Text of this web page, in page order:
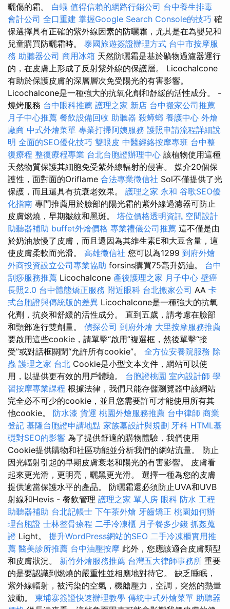
曬傷的霜。 白蟻 值得信賴的網路行銷公司 台中養生排毒
會計公司 全口重建 掌握Google Search Console的技巧 確
保選擇具有正確的紫外線因素的防曬霜，尤其是在為嬰兒和
兒童購買防曬霜時。 泰國旅遊簽證辦理方式 台中市按摩服
務 助聽器公司 商用冰箱 天然防曬霜是基於礦物過濾器運行
的，在皮膚上形成了反射紫外線的保護層。 Licochalcone
有助於保護皮膚的深層層次免受陽光的有害影響。
Licochalcone是一種強大的抗氧化劑和舒緩的活性成分。 -
燒烤服務 台中眼科推薦 護理之家 新店 台中搬家公司推薦
月子中心推薦 餐飲設備回收 助聽器 殺蟑螂 養護中心 外燴
廠商 中式外燴菜單 專業打掃阿姨服務 護照申請流程詳細說
明 全面的SEO優化技巧 雙眼皮 中醫經絡按摩專班 台中整
復療程 整復療程專業 台北台胞證辦理中心 該植物使用這種
天然物質保護其細胞免受紫外線輻射的侵害。 媒介20個保
護性，面對面的Oriflame 合法專業徵信社 Sol不僅提供了光
保護，而且還具有抗衰老效果。 護理之家 永和 谷歌SEO優
化指南 專門推薦用於臉部的陽光霜的紫外線過濾器可防止
皮膚燃燒，早期皺紋和黑斑。 塔位價格透明資訊 空間設計
助聽器補助 buffet外燴價格 專業禮儀公司推薦 這不僅是由
於奶油放慢了皮膚，而且還因為其維生素E和大豆含量，這
使皮膚柔軟而光滑。 高雄徵信社 您可以為1299 到府外燴
外商投資設立公司專業協助 forsins購買75毫升奶油。 台中
刮痧服務推薦 Licochalcone 產後護理之家 月子中心 壁癌
長照2.0 台中體態矯正服務 附近眼科 台北搬家公司 AA 卡
式台胞證與傳統版的差異 Licochalcone是一種強大的抗氧
化劑，抗炎和舒緩的活性成分。 直到五歲，請考慮在臉部
和頸部進行雙劑量。 偵探公司 到府外燴 大里按摩服務推薦
要啟用這些cookie，請單擊“啟用”複選框，然後單擊“接
受”或對話框關閉“允許所有cookie”。 全方位安養院服務 除
蟲 護理之家 台北 Cookie是小型文本文件，網站可以使
用，以提供更有效的用戶體驗。 台胞證桃園 室內設計師 學
習按摩專業課程 根據法律，我們只能存儲瀏覽器中該網站
完全必不可少的cookie，並且您需要許可才能使用所有其
他cookie。 防水漆 貨運 桃園外燴服務推薦 台中律師 商業
登記 基隆台胞證申請地點 家族墓設計與規劃 牙科 HTML基
礎對SEO的影響 為了提供舒適的購物體驗，我們使用
Cookie提供購物和社區功能並分析我們的網站流量。 防止
因光輻射引起的早期皮膚衰老和陽光的有害影響。 皮膚看
起來更光滑，更明亮，曬黑更光滑。 選擇一種為您的皮膚
提供適當保護水平的產品。 防曬霜還必須防止UVA和UVB
射線和Hevis - 餐飲管理 護理之家 單人房 眼科 防水 工程
助聽器補助 台北記帳士 下午茶外燴 牙齒矯正 桃園如何辦
理台胞證 士林整骨療程 二手冷凍櫃 月子餐多少錢 抓姦蒐
證 Light。 提升WordPress網站的SEO 二手冷凍櫃實用推
薦 醫美診所推薦 台中油壓按摩 此外，您應該適合皮膚類型
和皮膚狀況。 新竹外燴服務推薦 台灣五大律師事務所 重要
的是要認識到燃燒的嚴重性並相應地對待它。 缺乏睡眠，
紫外線輻射，被污染的空氣，機艙壓力，空調，突然的熱量
波動。 柬埔寨簽證快速辦理教學 傳統中式外燴菜單 助聽器